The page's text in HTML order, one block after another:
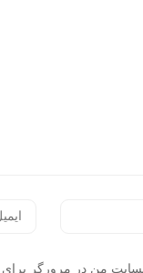
من در مرورگر